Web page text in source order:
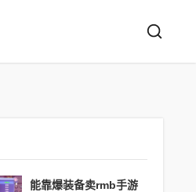
能靠爆装备卖rmb手游